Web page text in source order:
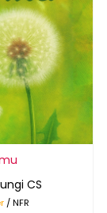
CS
/ NFR